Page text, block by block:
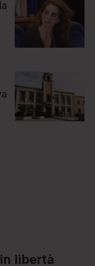
libertà